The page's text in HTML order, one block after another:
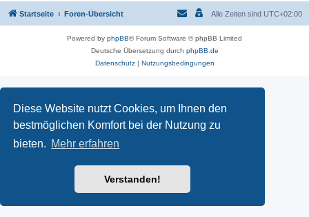
Diese Website nutzt Cookies, um Ihnen den
bestmöglichen Komfort bei der Nutzung zu
bieten. Mehr erfahren
Verstanden!
Startseite Foren-Übersicht Alle Zeiten sind UTC+02:00
Powered by phpBB® Forum Software © phpBB Limited
Deutsche Übersetzung durch phpBB.de
Datenschutz| Nutzungsbedingungen